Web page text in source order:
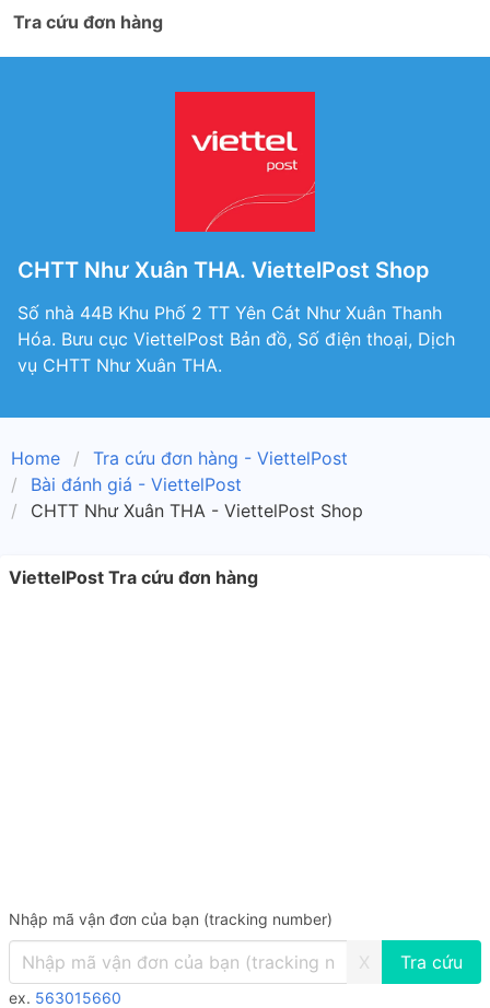
Tra cứu đơn hàng
CHTT Như Xuân THA. ViettelPost Shop
Số nhà 44B Khu Phố 2 TT Yên Cát Như Xuân Thanh
Hóa. Bưu cục ViettelPost Bản đồ, Số điện thoại, Dịch
vụ CHTT Như Xuân THA.
Home
Tra cứu đơn hàng - ViettelPost
Bài đánh giá - ViettelPost
CHTT Như Xuân THA - ViettelPost Shop
ViettelPost Tra cứu đơn hàng
Nhập mã vận đơn của bạn (tracking number)
X
ex. 563015660